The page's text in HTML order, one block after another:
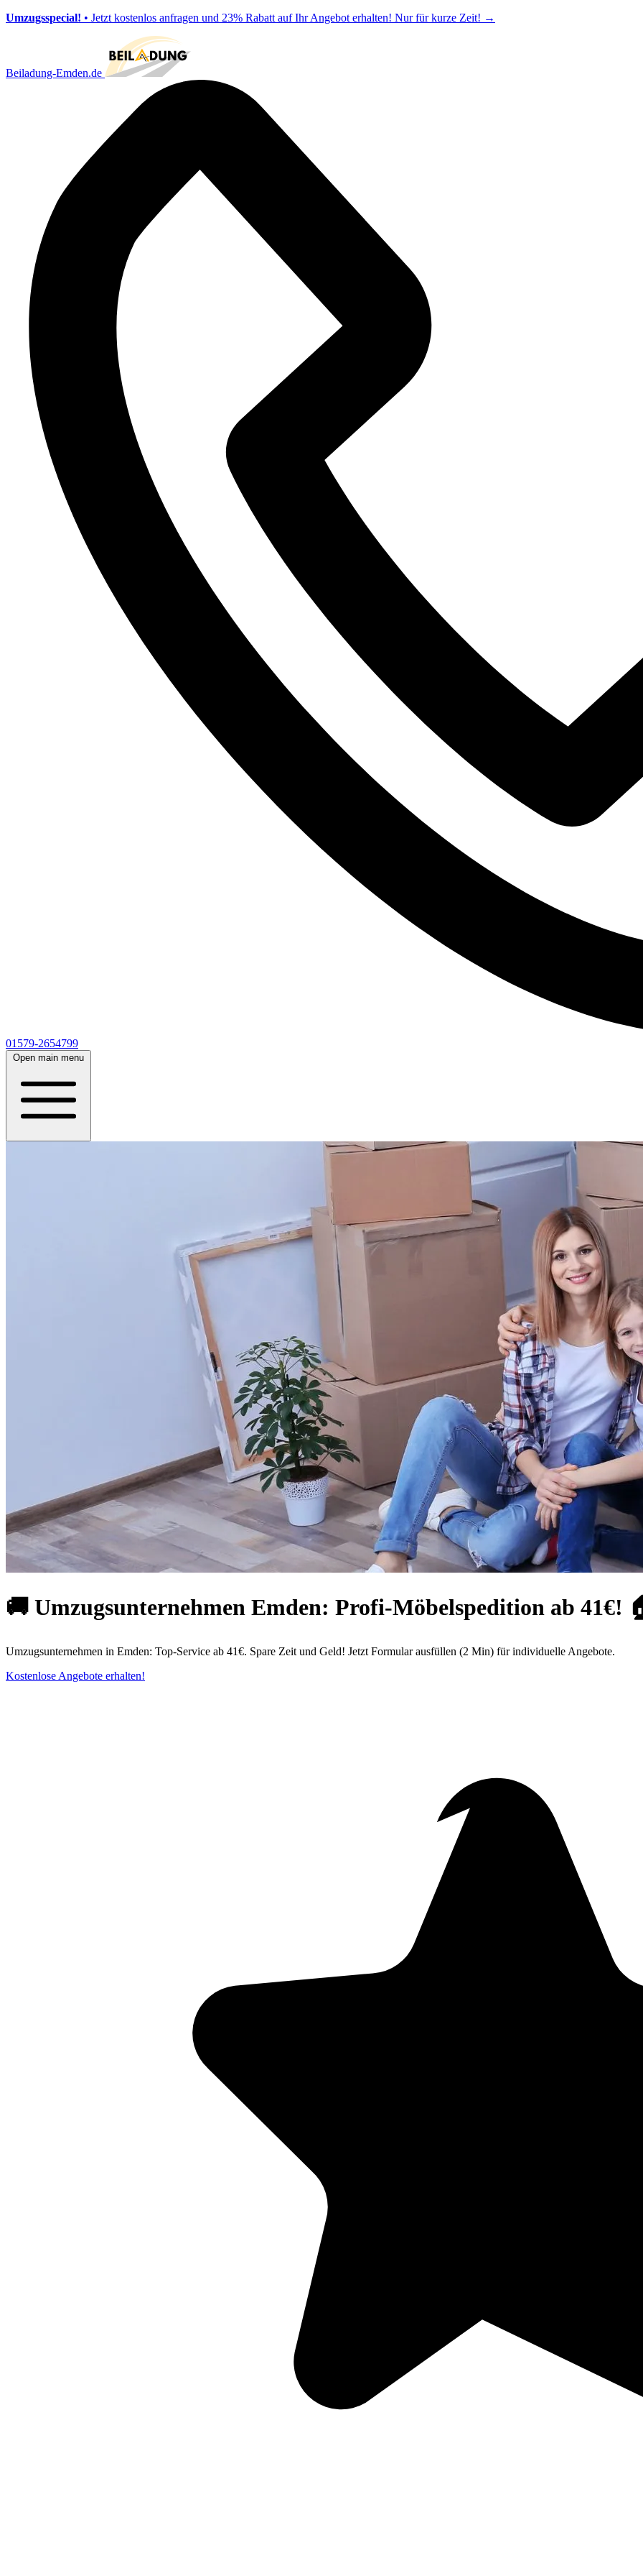
Umzugsspecial! • Jetzt kostenlos anfragen und 23% Rabatt auf Ihr Angebot erhalten! Nur für kurze Zeit! →
Beiladung-Emden.de
01579-2654799
Open main menu
🚚 Umzugsunternehmen Emden: Profi-Möbelspedition ab 41€!
Umzugsunternehmen in Emden: Top-Service ab 41€. Spare Zeit und Geld! Jetzt Formular ausfüllen (2 Min) für individuelle Angebote.
Kostenlose Angebote erhalten!